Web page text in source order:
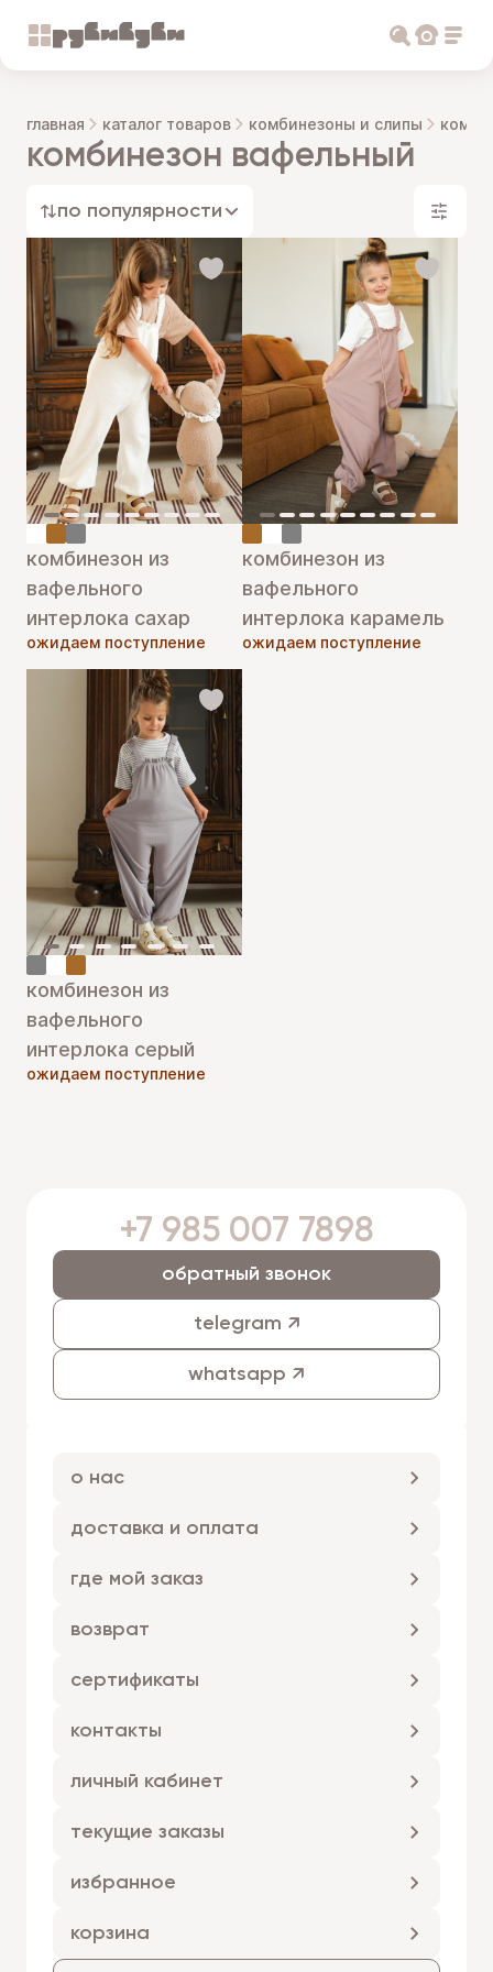
главная каталог товаров комбинезоны и слипы
комбинезон вафельный
по популярности
комбинезон из
вафельного
интерлока сахар
ожидаем поступление
комбинезон из
вафельного
интерлока карамель
ожидаем поступление
комбинезон из
вафельного
интерлока серый
ожидаем поступление
+7 985 007 7898
telegram ↗
whatsapp ↗
обратный звонок
о нас
доставка и оплата
где мой заказ
возврат
сертификаты
контакты
личный кабинет
текущие заказы
избранное
корзина